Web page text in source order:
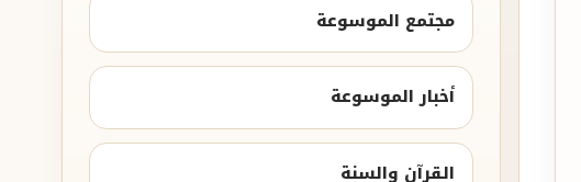
مجتمع الموسوعة
أخبار الموسوعة
القرآن والسنة